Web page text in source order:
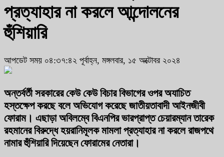
প্রত্যাহার না করলে আন্দোলনের
হুঁশিয়ারি
আপডেট সময় ০৪:৩৭:৪২ পূর্বাহ্ন, মঙ্গলবার, ১৫ অক্টোবর ২০২৪
অন্তর্বর্তী সরকারের কেউ কেউ বিচার বিভাগের ওপর অযাচিত
হস্তক্ষেপ করছে বলে অভিযোগ করেছে জাতীয়তাবাদী আইনজীবী
ফোরাম। এছাড়া অবিলম্বে বিএনপির ভারপ্রাপ্ত চেয়ারম্যান তারেক
রহমানের বিরুদ্ধে হয়রানিমূলক মামলা প্রত্যাহার না করলে রাজপথে
নামার হুঁশিয়ারি দিয়েছেন ফোরামের নেতারা।